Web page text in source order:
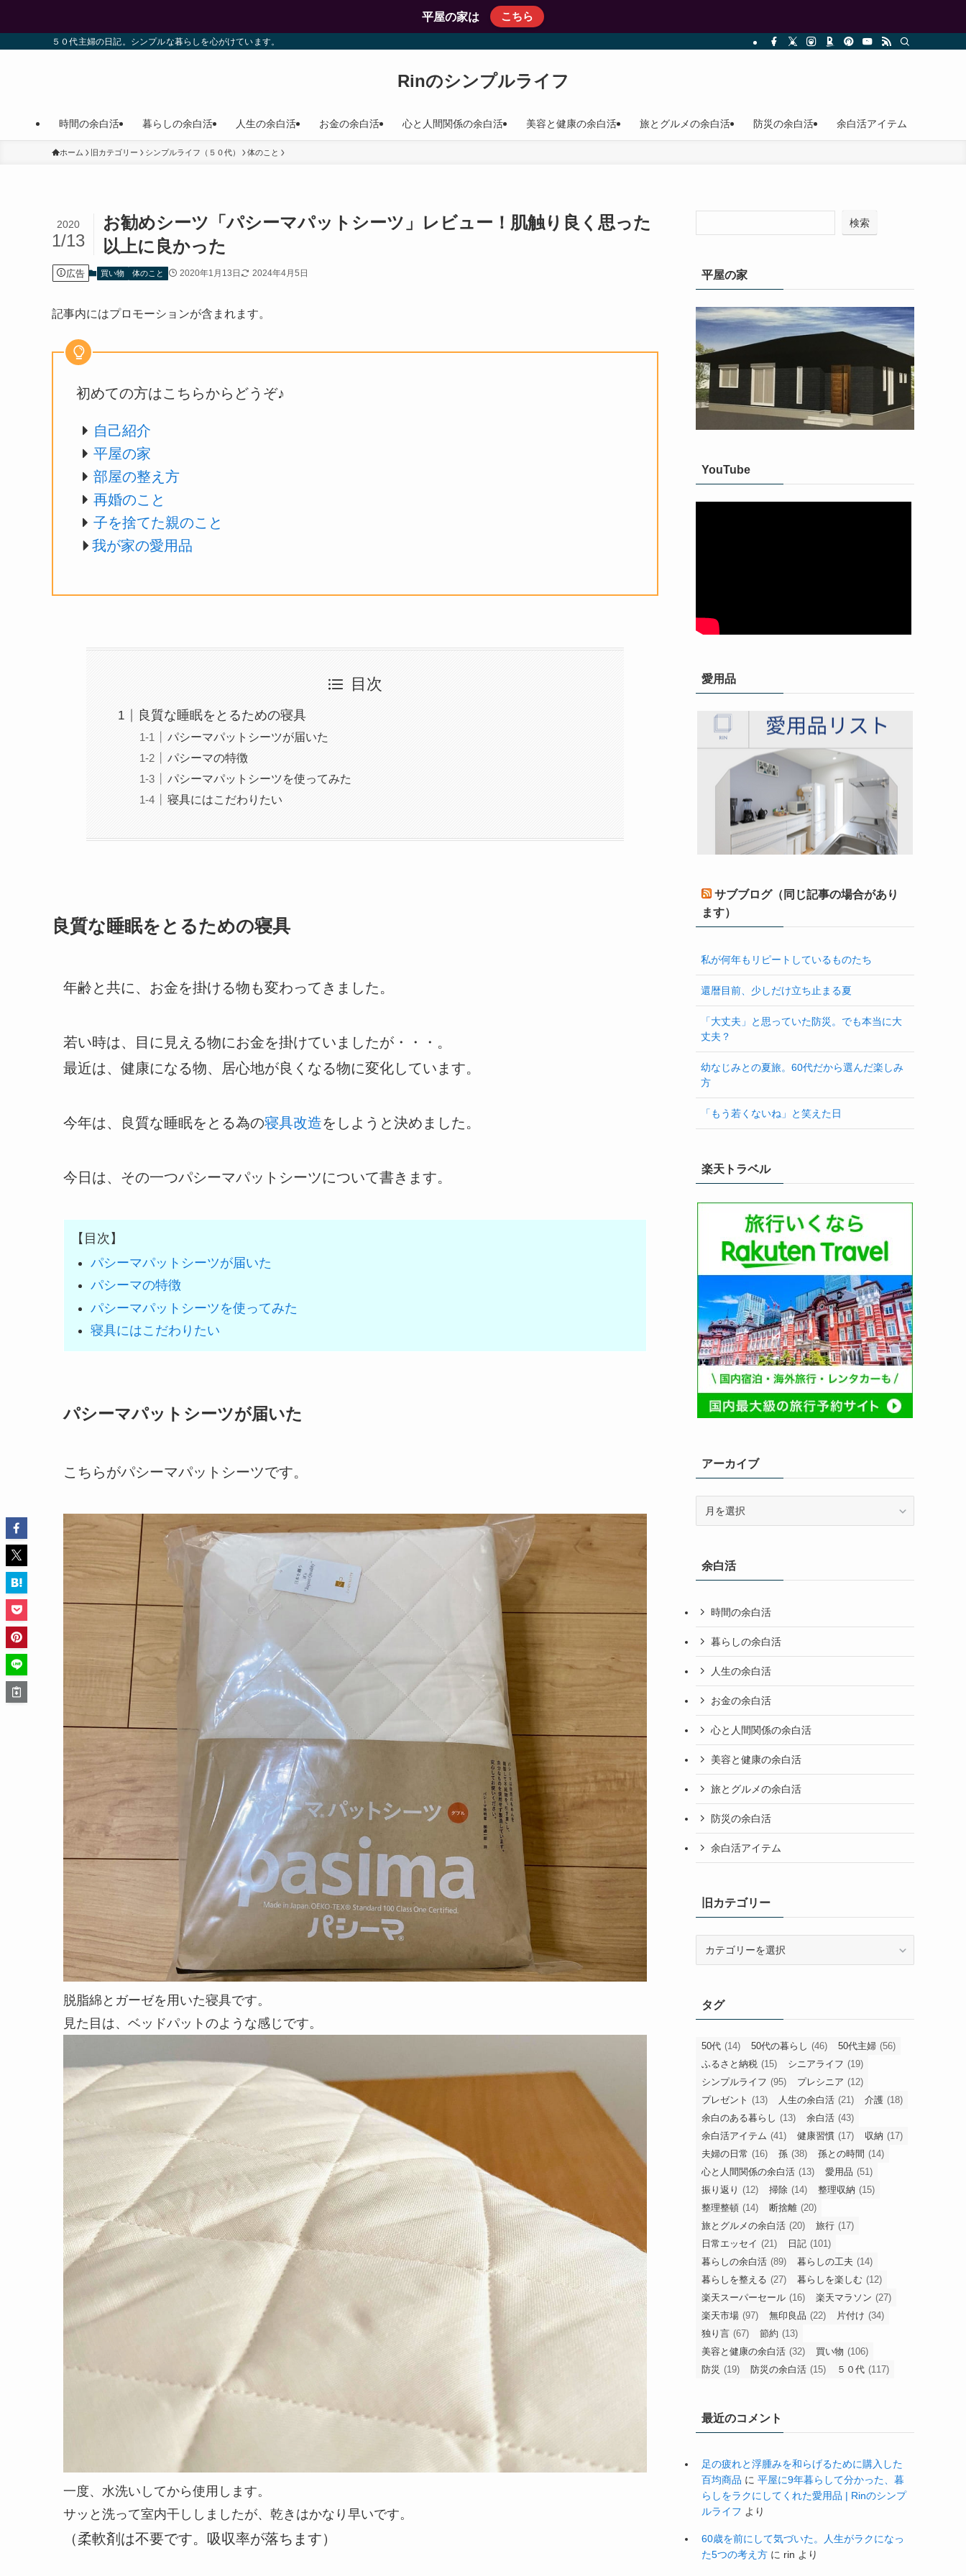
平屋の家は こちら
５０代主婦の日記。シンプルな暮らしを心がけています。
Rinのシンプルライフ
時間の余白活 暮らしの余白活 人生の余白活 お金の余白活 心と人間関係の余白活 美容と健康の余白活 旅とグルメの余白活 防災の余白活 余白活アイテム
ホーム 旧カテゴリー シンプルライフ（５０代） 体のこと
お勧めシーツ「パシーマパットシーツ」レビュー！肌触り良く思った
以上に良かった
2020
1/13
広告 買い物 体のこと 2020年1月13日 2024年4月5日
記事内にはプロモーションが含まれます。
初めての方はこちらからどうぞ♪
自己紹介
平屋の家
部屋の整え方
再婚のこと
子を捨てた親のこと
我が家の愛用品
目次
良質な睡眠をとるための寝具
パシーマパットシーツが届いた
パシーマの特徴
パシーマパットシーツを使ってみた
寝具にはこだわりたい
良質な睡眠をとるための寝具
年齢と共に、お金を掛ける物も変わってきました。
若い時は、目に見える物にお金を掛けていましたが・・・。
最近は、健康になる物、居心地が良くなる物に変化しています。
今年は、良質な睡眠をとる為の寝具改造をしようと決めました。
今日は、その一つパシーマパットシーツについて書きます。
【目次】
パシーマパットシーツが届いた
パシーマの特徴
パシーマパットシーツを使ってみた
寝具にはこだわりたい
パシーマパットシーツが届いた
こちらがパシーマパットシーツです。
脱脂綿とガーゼを用いた寝具です。
見た目は、ベッドパットのような感じです。
一度、水洗いしてから使用します。
サッと洗って室内干ししましたが、乾きはかなり早いです。
（柔軟剤は不要です。吸収率が落ちます）
検索
平屋の家
YouTube
愛用品
サブブログ（同じ記事の場合があり
ます）
私が何年もリピートしているものたち
還暦目前、少しだけ立ち止まる夏
「大丈夫」と思っていた防災。でも本当に大
丈夫？
幼なじみとの夏旅。60代だから選んだ楽しみ
方
「もう若くないね」と笑えた日
楽天トラベル
アーカイブ
ブ余白活
時間の余白活
暮らしの余白活
人生の余白活
お金の余白活
心と人間関係の余白活
美容と健康の余白活
旅とグルメの余白活
防災の余白活
余白活アイテム
旧カテゴリー
リ
ー
タグ
50代 (14) 50代の暮らし (46) 50代主婦 (56)
ふるさと納税 (15) シニアライフ (19)
シンプルライフ (95) プレシニア (12)
プレゼント (13) 人生の余白活 (21) 介護 (18)
余白のある暮らし (13) 余白活 (43)
余白活アイテム (41) 健康習慣 (17) 収納 (17)
夫婦の日常 (16) 孫 (38) 孫との時間 (14)
心と人間関係の余白活 (13) 愛用品 (51)
振り返り (12) 掃除 (14) 整理収納 (15)
整理整頓 (14) 断捨離 (20)
旅とグルメの余白活 (20) 旅行 (17)
日常エッセイ (21) 日記 (101)
暮らしの余白活 (89) 暮らしの工夫 (14)
暮らしを整える (27) 暮らしを楽しむ (12)
楽天スーパーセール (16) 楽天マラソン (27)
楽天市場 (97) 無印良品 (22) 片付け (34)
独り言 (67) 節約 (13)
美容と健康の余白活 (32) 買い物 (106)
防災 (19) 防災の余白活 (15) ５０代 (117)
最近のコメント
足の疲れと浮腫みを和らげるために購入した
百均商品 に 平屋に9年暮らして分かった、暮
らしをラクにしてくれた愛用品 | Rinのシンプ
ルライフ より
60歳を前にして気づいた。人生がラクになっ
た5つの考え方 に rin より